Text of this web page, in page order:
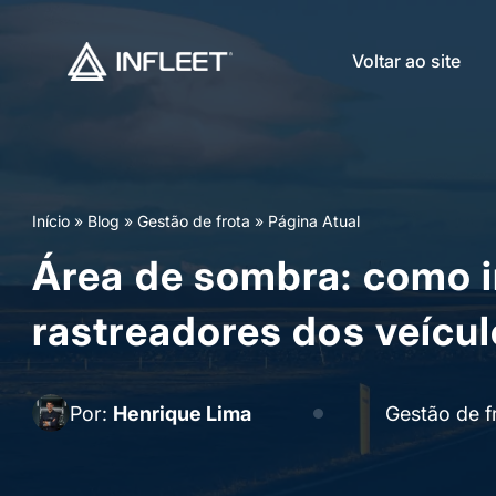
Voltar ao site
Início » Blog » Gestão de frota » Página Atual
Área de sombra: como
rastreadores dos
Por: Henrique Lima Gestão de